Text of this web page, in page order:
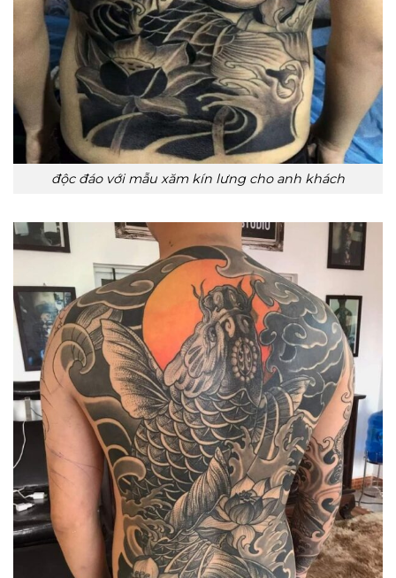
độc đáo với mẫu xăm kín lưng cho anh khách